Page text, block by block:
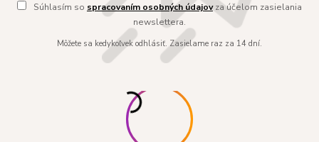
Súhlasím so spracovaním osobných údajovza účelom zasielania
newslettera.
Môžete sa kedykoľvek odhlásiť. Zasielame raz za 14 dní.